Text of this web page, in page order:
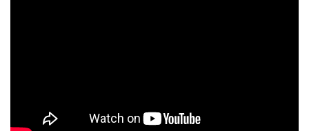
NYXmag 2. Yaş Kutlama Etkinliği